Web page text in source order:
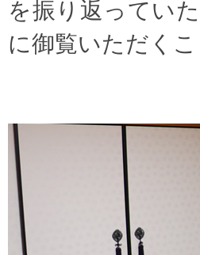
を振り返ってい
に御覧いただく